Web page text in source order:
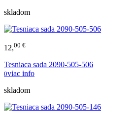
skladom
12,00 €
Tesniaca sada 2090-505-506
0viac info
skladom